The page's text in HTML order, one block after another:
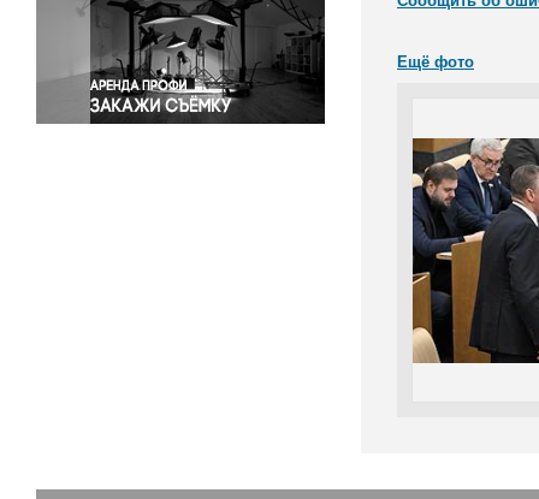
Спорт
Экология
Экономика и бизнес
Ещё фото